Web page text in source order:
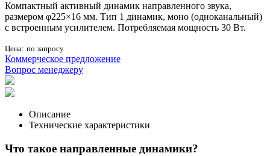
Компактный активный динамик направленного звука,
размером φ225×16 мм. Тип 1 динамик, моно (одноканальный)
с встроенным усилителем. Потребляемая мощность 30 Вт.
Цена: по запросу
Коммерческое предложение
Вопрос менеджеру
Описание
Технические характеристики
Что такое направленные динамики?